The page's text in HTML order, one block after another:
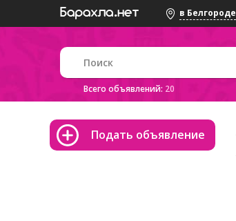
в Белгороде
Всего объявлений: 20
Подать объявление